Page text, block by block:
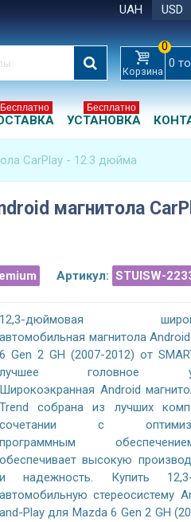
UAH USD
Корзина
0
0
Бесплатно
УСТАНОВКА
Бесплатно
CarPlay - 12.3 дюйма
магнитола
Артикул: STUISW-
12,3-дюймовая
автомобильная магнитола
6 Gen 2 GH (2007-2012) от
лучшее головное
Широкоэкранная Android
Trend собрана из лучших
сочетании с
программным
обеспечивает высокую
и надежность. Купить
автомобильную стереосистему
and-Play для Mazda 6 Gen 2 GH